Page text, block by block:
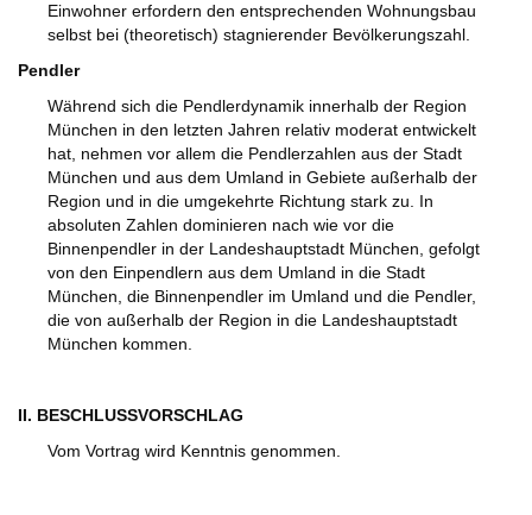
Einwohner erfordern den entsprechenden Wohnungsbau
selbst bei (theoretisch) stagnierender Bevölkerungszahl.
Pendler
Während sich die Pendlerdynamik innerhalb der Region
München in den letzten Jahren relativ moderat entwickelt
hat, nehmen vor allem die Pendlerzahlen aus der Stadt
München und aus dem Umland in Gebiete außerhalb der
Region und in die umgekehrte Richtung stark zu. In
absoluten Zahlen dominieren nach wie vor die
Binnenpendler in der Landeshauptstadt München, gefolgt
von den Einpendlern aus dem Umland in die Stadt
München, die Binnenpendler im Umland und die Pendler,
die von außerhalb der Region in die Landeshauptstadt
München kommen.
II. BESCHLUSSVORSCHLAG
Vom Vortrag wird Kenntnis genommen.